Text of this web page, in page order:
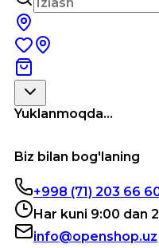
Yuklanmoqda...
Biz bilan bog'laning
+998 (71) 203 66
Har kuni 9:00 dan
info@openshop.uz